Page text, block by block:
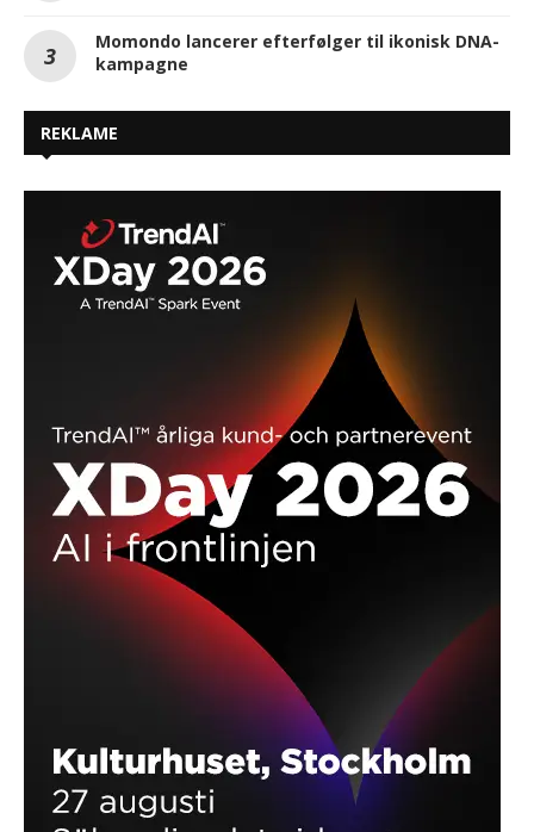
Momondo lancerer efterfølger til ikonisk DNA-
kampagne
REKLAME